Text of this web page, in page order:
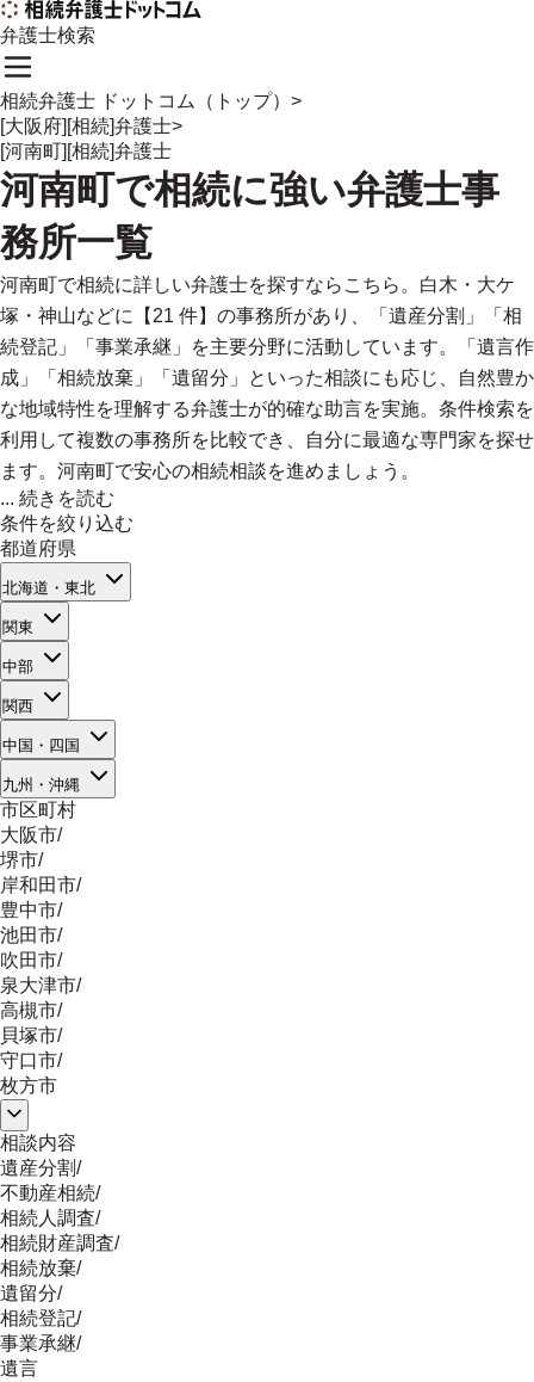
弁護士検索
相続弁護士 ドットコム（トップ） >
[大阪府][相続]弁護士>
[河南町][相続]弁護士
河南町で相続に強い弁護士事
務所一覧
河南町で相続に詳しい弁護士を探すならこちら。白木・大ケ
塚・神山などに【21 件】の事務所があり、「遺産分割」「相
続登記」「事業承継」を主要分野に活動しています。「遺言作
成」「相続放棄」「遺留分」といった相談にも応じ、自然豊か
な地域特性を理解する弁護士が的確な助言を実施。条件検索を
利用して複数の事務所を比較でき、自分に最適な専門家を探せ
ます。河南町で安心の相続相談を進めましょう。
... 続きを読む
条件を絞り込む
都道府県
北海道・東北
関東
中部
関西
中国・四国
九州・沖縄
市区町村
大阪市/
堺市/
岸和田市/
豊中市/
池田市/
吹田市/
泉大津市/
高槻市/
貝塚市/
守口市/
枚方市
相談内容
遺産分割/
不動産相続/
相続人調査/
相続財産調査/
相続放棄/
遺留分/
相続登記/
事業承継/
遺言